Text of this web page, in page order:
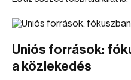
Uniós források:
a közlekedés